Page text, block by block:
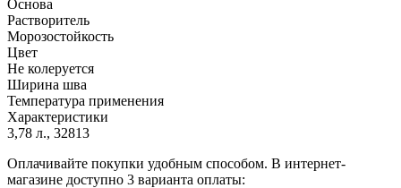
Основа
Растворитель
Морозостойкость
Цвет
Не колеруется
Ширина шва
Температура применения
Характеристики
3,78 л., 32813
Оплачивайте покупки удобным способом. В интернет-
магазине доступно 3 варианта оплаты: